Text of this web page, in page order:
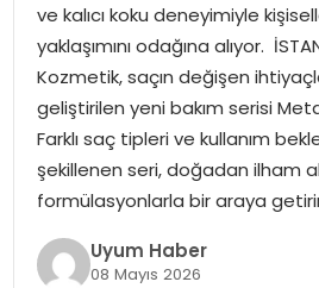
TEKNOLOJI
SAĞLIK
MAGAZIN
YAŞAM
ve kalıcı koku deneyimiyle
yaklaşımını odağına alıyor.
Kozmetik, saçın değişen
geliştirilen yeni bakım serisi
Farklı saç tipleri ve kullanım
şekillenen seri, doğadan ilham
formülasyonlarla bir araya
Uyum Haber
08 Mayıs 2026